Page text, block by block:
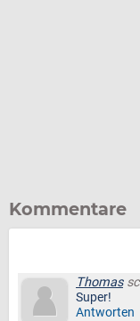
Kommentare
Thomas
Super!
Antworten